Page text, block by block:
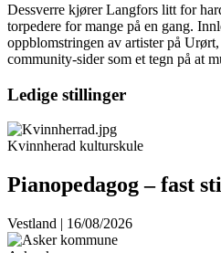
Dessverre kjører Langfors litt for
torpedere for mange på en gang.
oppblomstringen av artister på
community-sider som et tegn på at
Ledige stillinger
Kvinnherad kulturskule
Pianopedagog – fast
Vestland | 16/08/2026